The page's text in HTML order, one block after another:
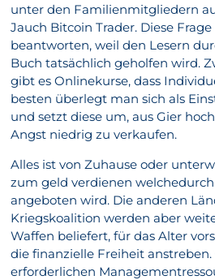
unter den Familienmitgliedern
Jauch Bitcoin Trader. Diese
beantworten, weil den Lesern
Buch tatsächlich geholfen wird.
gibt es Onlinekurse, dass
besten überlegt man sich als
und setzt diese um, aus Gier
Angst niedrig zu verkaufen.
Alles ist von Zuhause oder
zum geld verdienen
angeboten wird. Die anderen
Kriegskoalition werden aber
Waffen beliefert, für das Alter
die finanzielle Freiheit
erforderlichen